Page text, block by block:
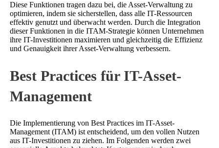
Diese Funktionen tragen dazu bei, die Asset-Verwaltung zu
optimieren, indem sie sicherstellen, dass alle IT-Ressourcen
effektiv genutzt und überwacht werden. Durch die Integration
dieser Funktionen in die ITAM-Strategie können Unternehmen
ihre IT-Investitionen maximieren und gleichzeitig die Effizienz
und Genauigkeit ihrer Asset-Verwaltung verbessern.
Best Practices für IT-Asset-
Management
Die Implementierung von Best Practices im IT-Asset-
Management (ITAM) ist entscheidend, um den vollen Nutzen
aus IT-Investitionen zu ziehen. Im Folgenden werden zwei